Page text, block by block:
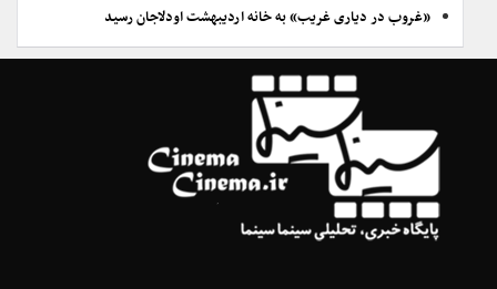
«غروب در دیاری غریب» به خانه اردیبهشت اودلاجان رسید